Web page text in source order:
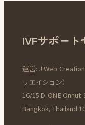
IVFサポート
運営: J Web
リエイション）
16/15 D-ONE
Bangkok, Thailand